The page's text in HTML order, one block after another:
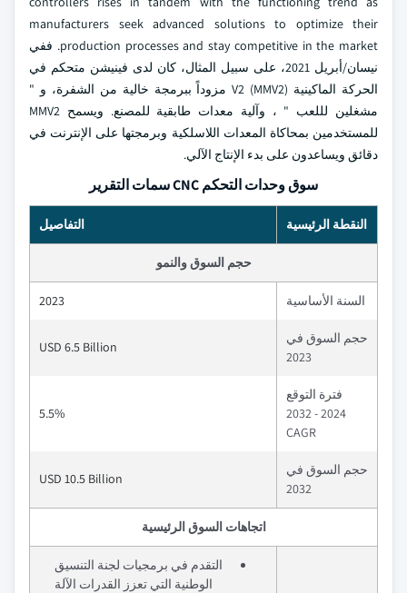
manufacturers seek advanced solutions to optimize their
production processes and stay competitive in the market. ففي
نيسان/أبريل 2021، على سبيل المثال، كان لدى فينيشن متحكم في
الحركة الماكينية V2 (MMV2) مزوداً ببرمجة خالية من الشفرة، و "
مشغلين لللعب " ، وآلية معدات طابقية للمصنع. ويسمح MMV2
للمستخدمين بمحاكاة المعدات اللاسلكية وبرمجتها على الإنترنت في
دقائق ويساعدون على بدء الإنتاج الآلي.
سوق وحدات التحكم CNC سمات التقرير
النقطة الرئيسية التفاصيل
حجم السوق والنمو
السنة الأساسية 2023
حجم السوق في
2023
USD 6.5 Billion
فترة التوقع
2024 - 2032
CAGR
5.5%
حجم السوق في
2032
USD 10.5 Billion
اتجاهات السوق الرئيسية
التقدم في برمجيات لجنة التنسيق
الوطنية التي تعزز القدرات الآلة